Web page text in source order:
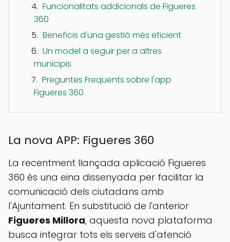
Funcionalitats addicionals de Figueres
360
Beneficis d'una gestió més eficient
Un model a seguir per a altres
municipis
Preguntes Freqüents sobre l'app
Figueres 360
La nova APP: Figueres 360
La recentment llançada aplicació Figueres
360 és una eina dissenyada per facilitar la
comunicació dels ciutadans amb
l'Ajuntament. En substitució de l'anterior
Figueres Millora, aquesta nova plataforma
busca integrar tots els serveis d'atenció